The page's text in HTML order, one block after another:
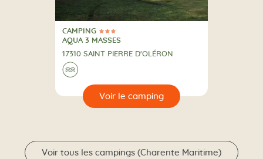
3 Étoiles
CAMPING
CAMPING
AQUA 3 MASSES
17310 SAINT PIERRE D'OLÉRON
Au bord de l'eau
🌊
Voir tous les campings (Charente Maritime)